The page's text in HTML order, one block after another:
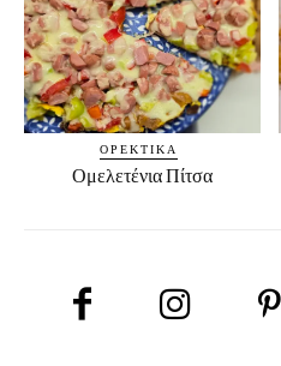
ΟΡΕΚΤΙΚΆ
Ομελετένια Πίτσα